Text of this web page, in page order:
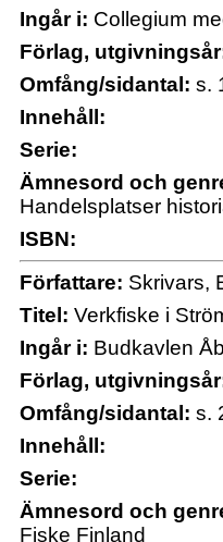
Ingår i: Collegium
Förlag,
Omfång/sidantal: s.
Innehåll:
Serie:
Ämnesord och
Handelsplatser
ISBN:
Författare: Skrivars,
Titel: Verkfiske i
Ingår i: Budkavlen
Förlag,
Omfång/sidantal: s.
Innehåll:
Serie:
Ämnesord och
Fiske Finland